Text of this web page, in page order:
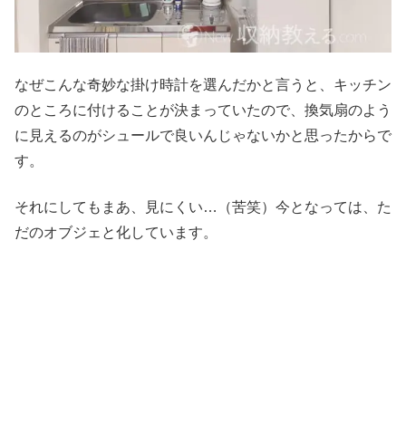
なぜこんな奇妙な掛け時計を選んだかと言うと、キッチン
のところに付けることが決まっていたので、換気扇のよう
に見えるのがシュールで良いんじゃないかと思ったからで
す。
それにしてもまあ、見にくい…（苦笑）今となっては、た
だのオブジェと化しています。